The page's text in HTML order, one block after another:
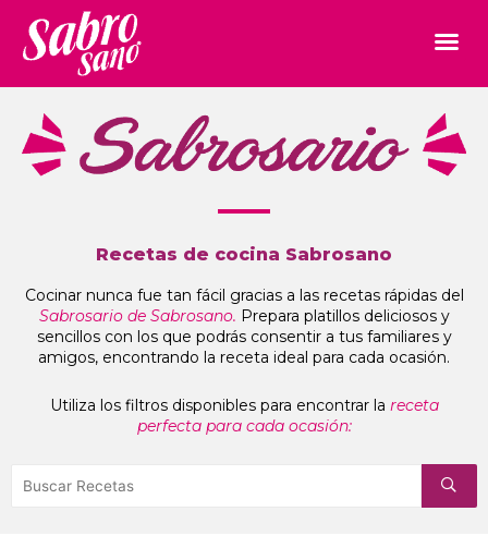
Recetas de cocina Sabrosano
Cocinar nunca fue tan fácil gracias a las recetas rápidas del
Sabrosario de Sabrosano. Prepara platillos deliciosos y
sencillos con los que podrás consentir a tus familiares y
amigos, encontrando la receta ideal para cada ocasión.
Utiliza los filtros disponibles para encontrar la receta
perfecta para cada ocasión: